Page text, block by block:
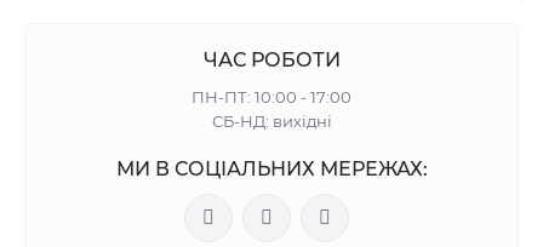
ЧАС РОБОТИ
ПН-ПТ: 10:00 - 17:00
СБ-НД: вихідні
МИ В СОЦІАЛЬНИХ МЕРЕЖАХ: